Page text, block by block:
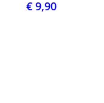
€ 9,90